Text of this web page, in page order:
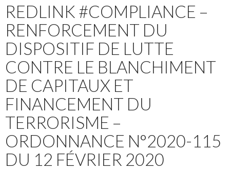
REDLINK #COMPLIANCE –
RENFORCEMENT DU
DISPOSITIF DE LUTTE
CONTRE LE BLANCHIMENT
DE CAPITAUX ET
FINANCEMENT DU
TERRORISME –
ORDONNANCE N°2020-115
DU 12 FÉVRIER 2020